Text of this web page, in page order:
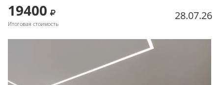
19400
Итоговая стоимость
28.07.26